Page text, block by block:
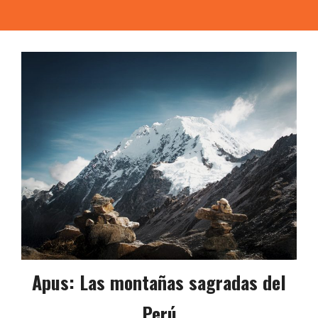
Apus: Las montañas sagradas del